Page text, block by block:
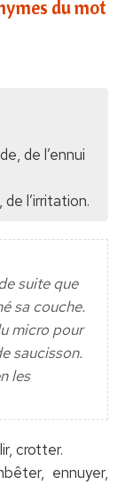
du mot
de l’ennui
l’irritation.
suite que
sa couche.
micro pour
saucisson.
les
crotter.
ennuyer,